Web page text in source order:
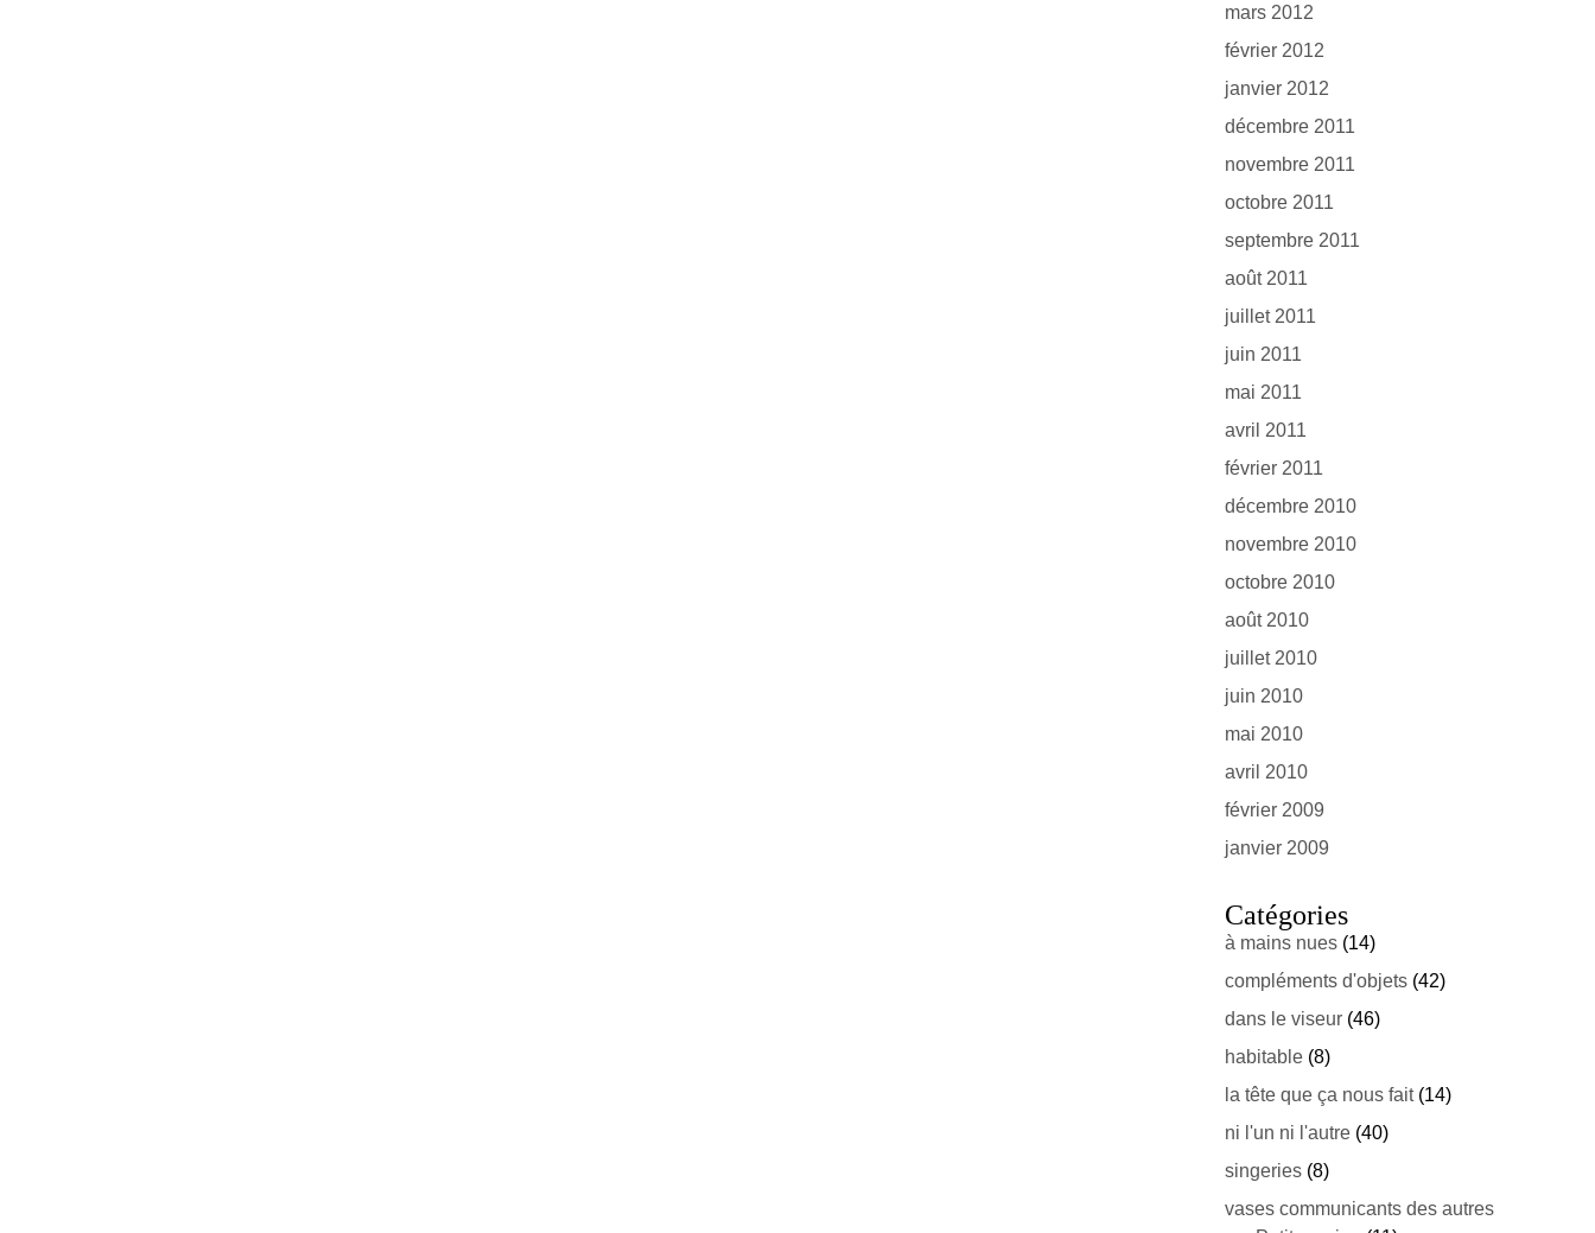
mars 2012
février 2012
janvier 2012
décembre 2011
novembre 2011
octobre 2011
septembre 2011
août 2011
juillet 2011
juin 2011
mai 2011
avril 2011
février 2011
décembre 2010
novembre 2010
octobre 2010
août 2010
juillet 2010
juin 2010
mai 2010
avril 2010
février 2009
janvier 2009
Catégories
à mains nues (14)
compléments d'objets (42)
dans le viseur (46)
habitable (8)
la tête que ça nous fait(14)
ni l'un ni l'autre (40)
singeries (8)
vases communicants des autres